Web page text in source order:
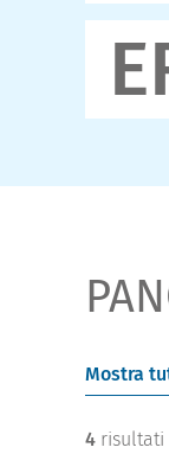
Mostra
4 risultati